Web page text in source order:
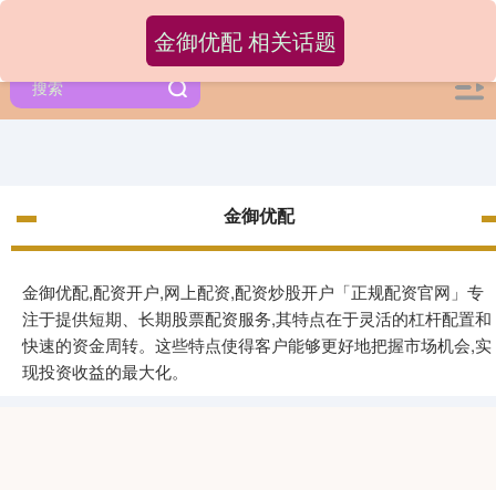
金御优配
金御优配,配资开户,网上配资,配资炒股开户「正规配资官网」专
注于提供短期、长期股票配资服务,其特点在于灵活的杠杆配置和
快速的资金周转。这些特点使得客户能够更好地把握市场机会,实
现投资收益的最大化。
金御优配 相关话题